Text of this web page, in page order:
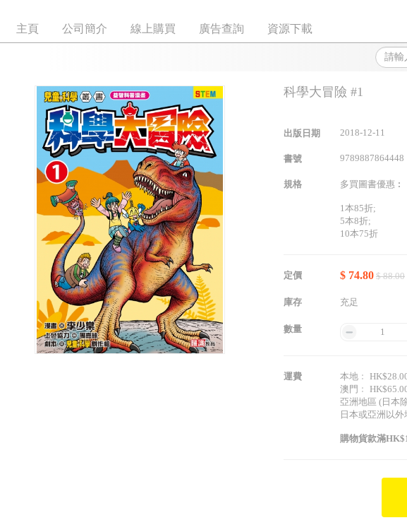
主頁 公司簡介 線上購買 廣告查詢 資源下載
科學大冒險 #1
出版日期 2018-12-11
書號 9789887864448
規格 多買圖書優惠︰
1本85折;
5本8折;
10本75折
定價 $ 74.80 $ 88.00
庫存 充足
數量 1
運費
本地﹕
澳門﹕
亞洲地區 (日本
日本或亞洲以
購物貨款滿